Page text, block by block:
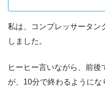
私は、コンプレッサータン
しました。
ヒーヒー言いながら、前後
が、10分で終わるようにな